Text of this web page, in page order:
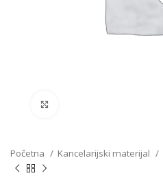
Početna Kancelarijski materijal